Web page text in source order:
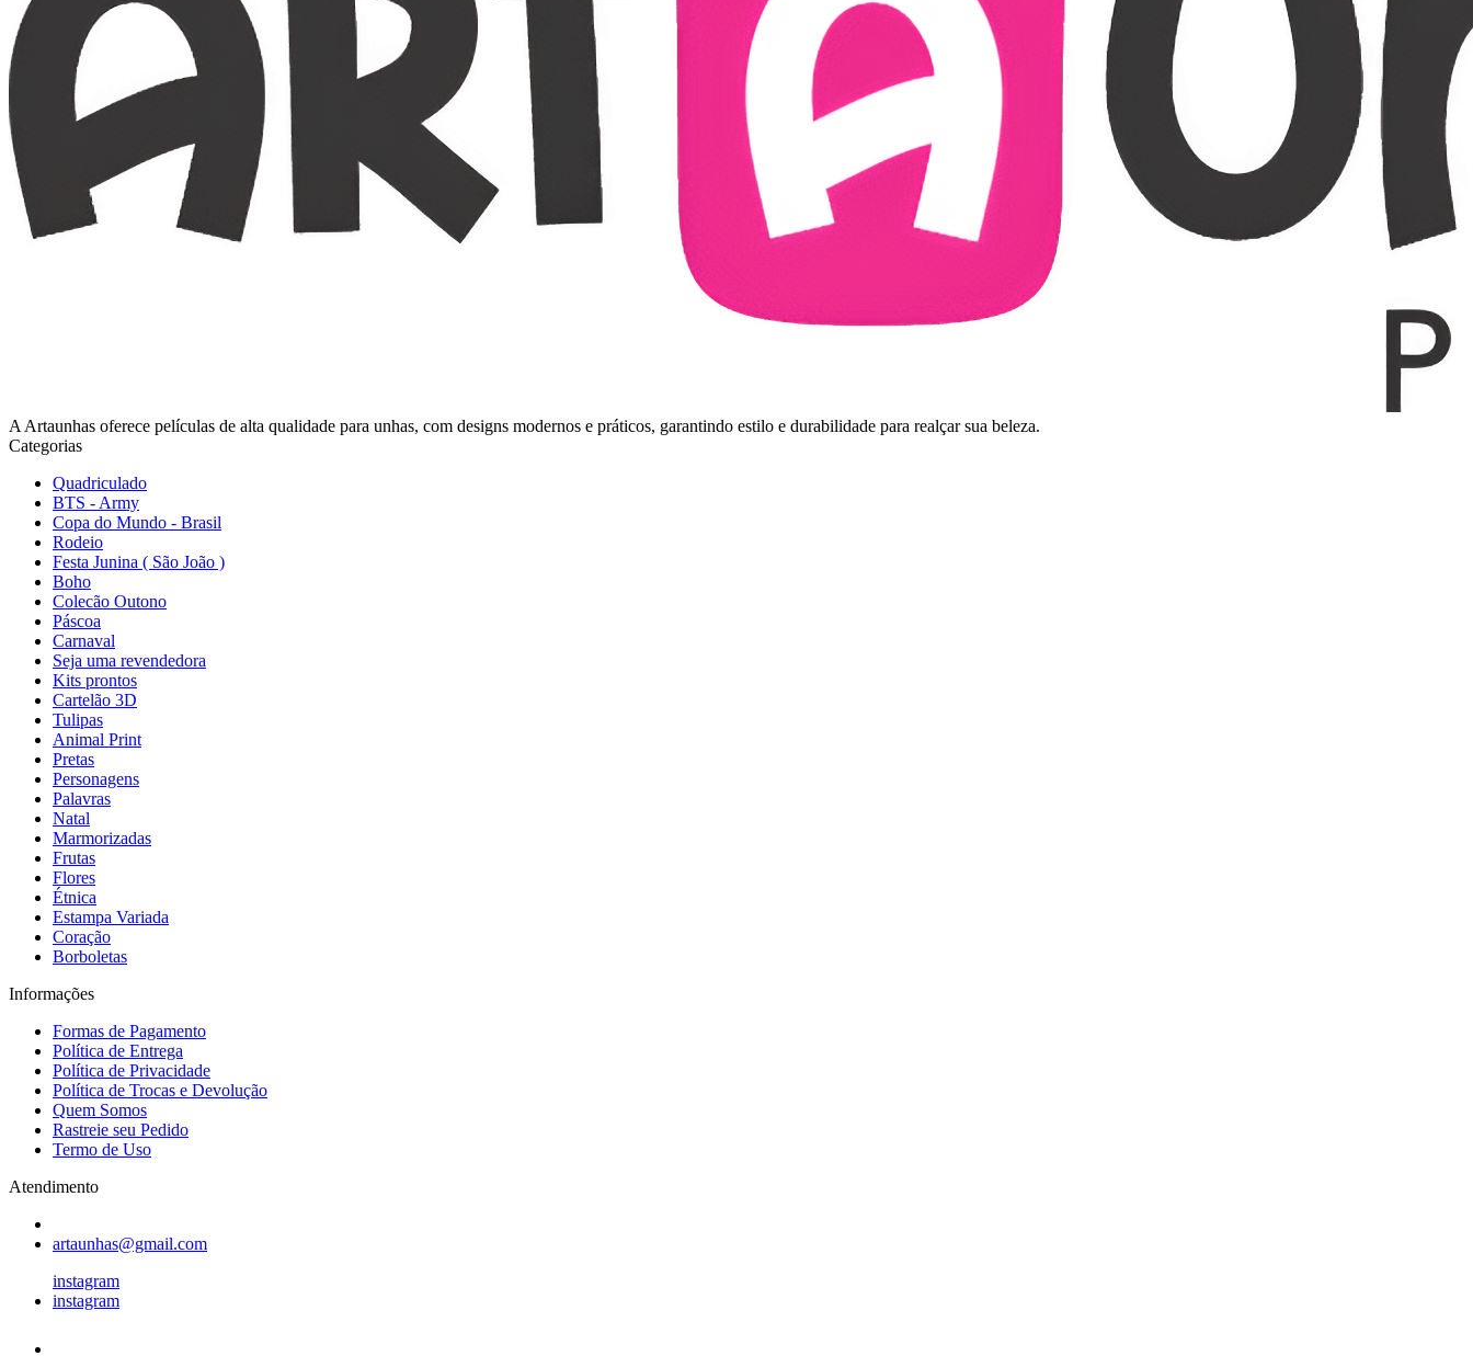
A Artaunhas oferece películas de alta qualidade para unhas, com designs modernos e práticos, garantindo estilo e durabilidade para realçar sua beleza.
Categorias
Quadriculado
BTS - Army
Copa do Mundo - Brasil
Rodeio
Festa Junina ( São João )
Boho
Colecão Outono
Páscoa
Carnaval
Seja uma revendedora
Kits prontos
Cartelão 3D
Tulipas
Animal Print
Pretas
Personagens
Palavras
Natal
Marmorizadas
Frutas
Flores
Étnica
Estampa Variada
Coração
Borboletas
Informações
Formas de Pagamento
Política de Entrega
Política de Privacidade
Política de Trocas e Devolução
Quem Somos
Rastreie seu Pedido
Termo de Uso
Atendimento
artaunhas@gmail.com
instagram
instagram